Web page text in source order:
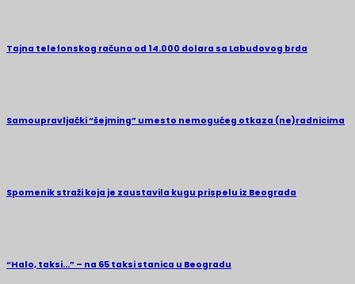
Tajna telefonskog računa od 14.000 dolara sa Labudovog brda
Samoupravljački “šejming” umesto nemogućeg otkaza (ne)radnicima
Spomenik straži koja je zaustavila kugu prispelu iz Beograda
“Halo, taksi…” – na 65 taksi stanica u Beogradu